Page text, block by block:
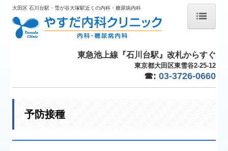
ホーム
大田区 石川台駅・雪が谷大塚駅近くの内科・糖尿病内科
東急池上線『石川台駅』改札からすぐ
東京都大田区東雪谷2-25-12
☎: 03-3726-0660
予防接種